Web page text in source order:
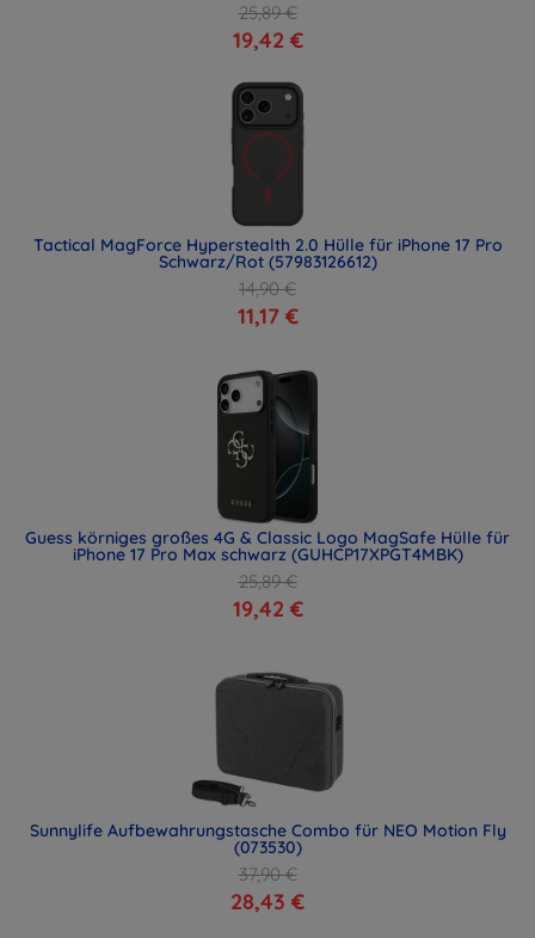
25,89 €
19,42 €
Tactical MagForce Hyperstealth 2.0 Hülle für iPhone 17 Pro
Schwarz/Rot (57983126612)
14,90 €
11,17 €
Guess körniges großes 4G & Classic Logo MagSafe Hülle für
iPhone 17 Pro Max schwarz (GUHCP17XPGT4MBK)
25,89 €
19,42 €
Sunnylife Aufbewahrungstasche Combo für NEO Motion Fly
(073530)
37,90 €
28,43 €